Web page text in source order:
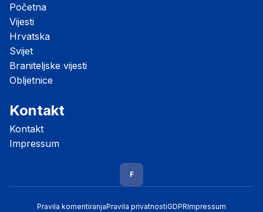
Početna
Vijesti
Hrvatska
Svijet
Braniteljske vijesti
Obljetnice
Kontakt
Kontakt
Impressum
F
Pravila komentiranjaPravila privatnostiGDPRImpressum